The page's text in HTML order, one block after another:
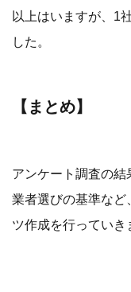
以上はいますが、1
した。
【まとめ】
アンケート調査の結
業者選びの基準など
ツ作成を行っていき